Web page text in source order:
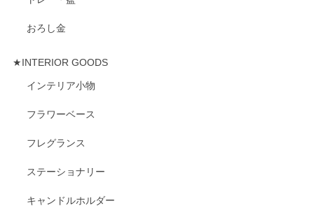
おろし金
★INTERIOR GOODS
インテリア小物
フラワーベース
フレグランス
ステーショナリー
キャンドルホルダー